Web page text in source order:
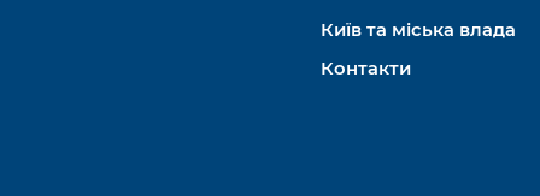
Київ та міська влада
Контакти